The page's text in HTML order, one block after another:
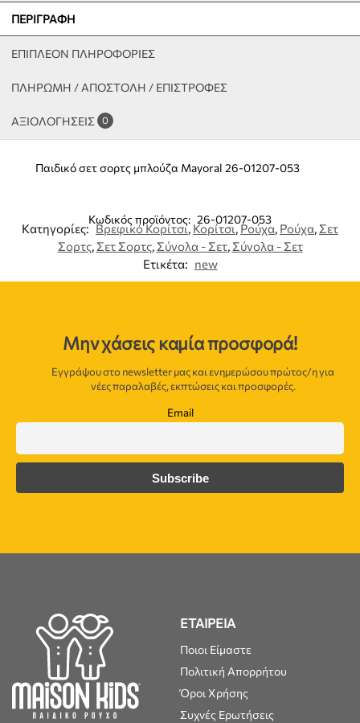
ΠΕΡΙΓΡΑΦΉ
ΕΠΙΠΛΈΟΝ ΠΛΗΡΟΦΟΡΊΕΣ
ΠΛΗΡΩΜΗ / ΑΠΟΣΤΟΛΗ / ΕΠΙΣΤΡΟΦΕΣ
ΑΞΙΟΛΟΓΉΣΕΙΣ 0
Παιδικό σετ σορτς μπλούζα Mayoral 26-01207-053
Κωδικός προϊόντος: 26-01207-053
Κατηγορίες: Βρεφικό Κορίτσι, Κορίτσι,Ρούχα, Ρούχα, Σετ
Σορτς, Σετ Σορτς, Σύνολα - Σετ, Σύνολα - Σετ
Ετικέτα: new
Μην χάσεις καμία προσφορά!
Εγγράψου στο newsletter μας και ενημερώσου πρώτος/η για
νέες παραλαβές, εκπτώσεις και προσφορές.
Email
ΕΤΑΙΡΕΙΑ
Ποιοι Είμαστε
Πολιτική Απορρήτου
Όροι Χρήσης
Συχνές Ερωτήσεις